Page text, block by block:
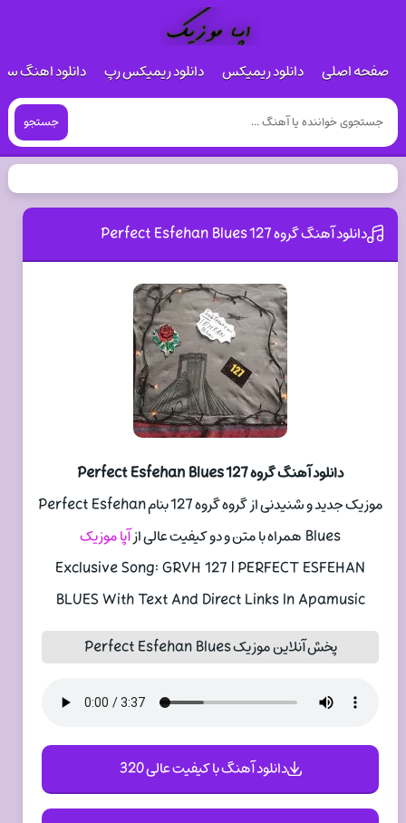
صفحه اصلی دانلود ریمیکس دانلود ریمیکس رپ دانلود اهنگ
جستجو
دانلود آهنگ گروه 127 Perfect Esfehan Blues
دانلود آهنگ گروه 127 Perfect Esfehan Blues
موزیک جدید و شنیدنی از گروه گروه 127 بنام Perfect Esfehan
Blues همراه با متن و دو کیفیت عالی از
آپا موزیک
Exclusive Song: GRVH 127 | PERFECT ESFEHAN
BLUES With Text And Direct Links In Apamusic
پخش آنلاین موزیک Perfect Esfehan Blues
دانلود آهنگ با کیفیت عالی 320